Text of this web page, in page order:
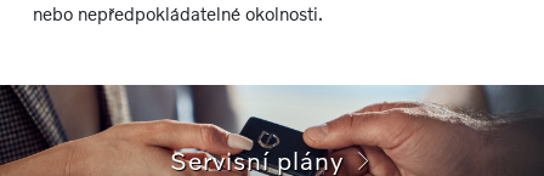
nebo nepředpokládatelné okolnosti.
Servisní plány